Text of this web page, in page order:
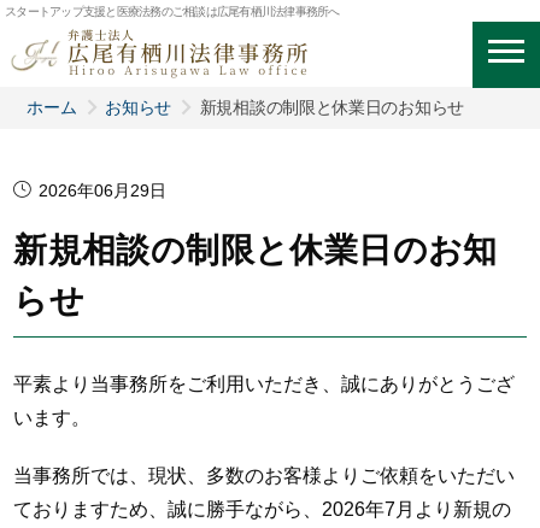
スタートアップ支援と医療法務のご相談は広尾有栖川法律事務所へ
ホーム お知らせ 新規相談の制限と休業日のお知らせ
2026年06月29日
新規相談の制限と休業日のお知
らせ
平素より当事務所をご利用いただき、誠にありがとうござ
います。
当事務所では、現状、多数のお客様よりご依頼をいただい
ておりますため、誠に勝手ながら、2026年7月より新規の